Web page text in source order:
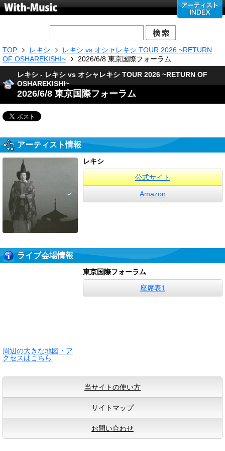
TOP レキシ
レキシ vs オシャレキシ TOUR 2026 ~RETURN
OF OSHAREKISHI~
2026/6/8 東京国際フォーラム
レキシ - レキシ vs オシャレキシ TOUR 2026 ~RETURN OF
OSHAREKISHI~
2026/6/8 東京国際フォーラム
アーティスト情報
レキシ
公式サイト
Amazon
ライブ会場情報
周辺の大きな地図・ア
クセスはこちら
東京国際フォーラム
座席表1
当サイトの使い方
サイトマップ
お問い合わせ